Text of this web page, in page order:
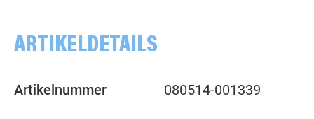
ARTIKELDETAILS
Artikelnummer 080514-001339